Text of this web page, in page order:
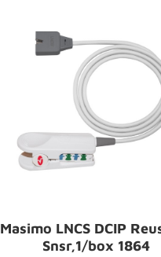
Masimo LNCS DCIP
Snsr,1/box 1864